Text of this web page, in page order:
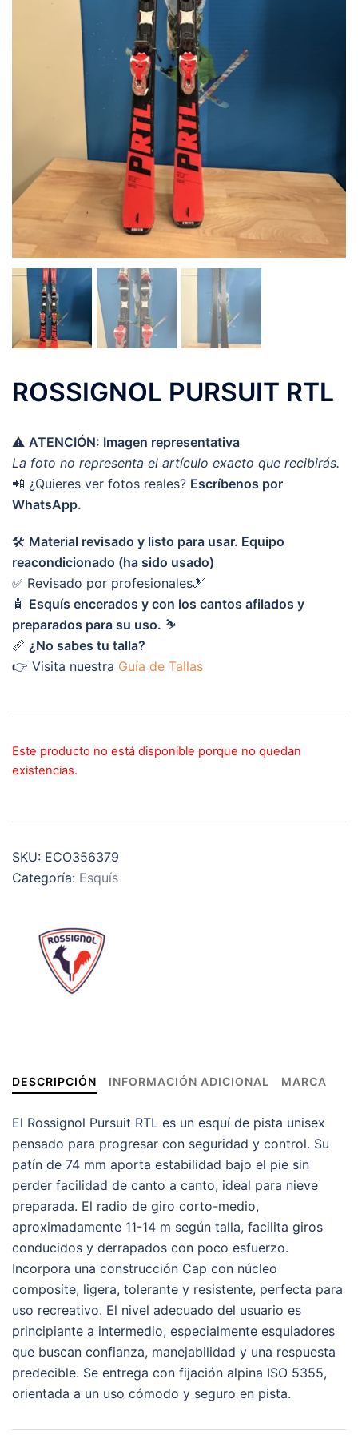
ROSSIGNOL PURSUIT RTL
⚠️ ATENCIÓN: Imagen representativa
La foto no representa el artículo exacto que recibirás.
📲 ¿Quieres ver fotos reales? Escríbenos por
WhatsApp.
🛠️ Material revisado y listo para usar. Equipo
reacondicionado (ha sido usado)
✅ Revisado por profesionales🎿
🧴 Esquís encerados y con los cantos afilados y
preparados para su uso. ⛷️
📏 ¿No sabes tu talla?
👉 Visita nuestra Guía de Tallas
Este producto no está disponible porque no quedan
existencias.
SKU: ECO356379
Categoría: Esquís
DESCRIPCIÓN INFORMACIÓN ADICIONAL MARCA
El Rossignol Pursuit RTL es un esquí de pista unisex
pensado para progresar con seguridad y control. Su
patín de 74 mm aporta estabilidad bajo el pie sin
perder facilidad de canto a canto, ideal para nieve
preparada. El radio de giro corto-medio,
aproximadamente 11-14 m según talla, facilita giros
conducidos y derrapados con poco esfuerzo.
Incorpora una construcción Cap con núcleo
composite, ligera, tolerante y resistente, perfecta para
uso recreativo. El nivel adecuado del usuario es
principiante a intermedio, especialmente esquiadores
que buscan confianza, manejabilidad y una respuesta
predecible. Se entrega con fijación alpina ISO 5355,
orientada a un uso cómodo y seguro en pista.